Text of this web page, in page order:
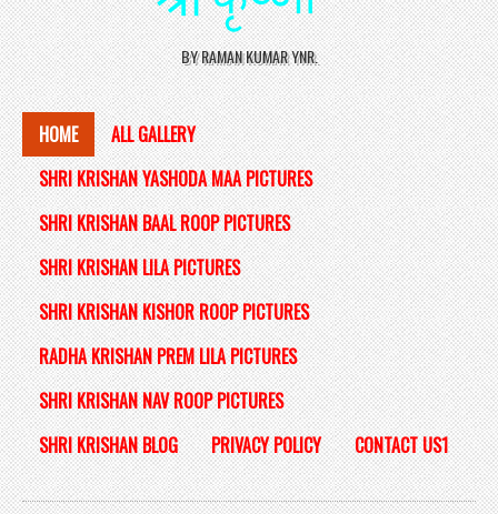
BY RAMAN KUMAR YNR.
HOME
ALL GALLERY
SHRI KRISHAN YASHODA MAA PICTURES
SHRI KRISHAN BAAL ROOP PICTURES
SHRI KRISHAN LILA PICTURES
SHRI KRISHAN KISHOR ROOP PICTURES
RADHA KRISHAN PREM LILA PICTURES
SHRI KRISHAN NAV ROOP PICTURES
SHRI KRISHAN BLOG
PRIVACY POLICY CONTACT US1